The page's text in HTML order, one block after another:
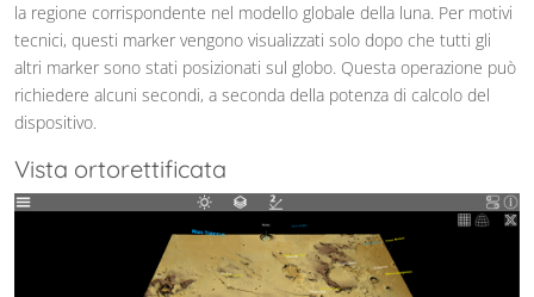
la regione corrispondente nel modello globale della luna. Per motivi
tecnici, questi marker vengono visualizzati solo dopo che tutti gli
altri marker sono stati posizionati sul globo. Questa operazione può
richiedere alcuni secondi, a seconda della potenza di calcolo del
dispositivo.
Vista ortorettificata